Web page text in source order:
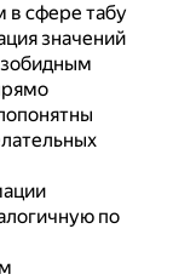
в сфере табу
значений
по